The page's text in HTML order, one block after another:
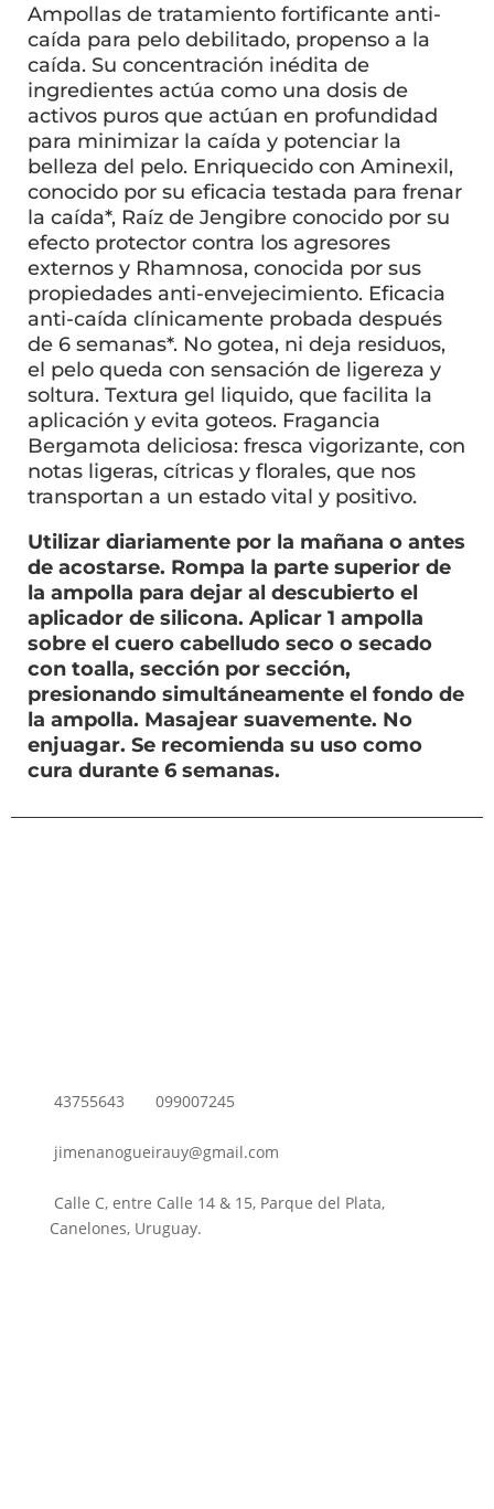
Ampollas de tratamiento fortificante anti-
caída para pelo debilitado, propenso a la
caída. Su concentración inédita de
ingredientes actúa como una dosis de
activos puros que actúan en profundidad
para minimizar la caída y potenciar la
belleza del pelo. Enriquecido con Aminexil,
conocido por su eficacia testada para frenar
la caída*, Raíz de Jengibre conocido por su
efecto protector contra los agresores
externos y Rhamnosa, conocida por sus
propiedades anti-envejecimiento. Eficacia
anti-caída clínicamente probada después
de 6 semanas*. No gotea, ni deja residuos,
el pelo queda con sensación de ligereza y
soltura. Textura gel liquido, que facilita la
aplicación y evita goteos. Fragancia
Bergamota deliciosa: fresca vigorizante, con
notas ligeras, cítricas y florales, que nos
transportan a un estado vital y positivo.
Utilizar diariamente por la mañana o antes
de acostarse. Rompa la parte superior de
la ampolla para dejar al descubierto el
aplicador de silicona. Aplicar 1 ampolla
sobre el cuero cabelludo seco o secado
con toalla, sección por sección,
presionando simultáneamente el fondo de
la ampolla. Masajear suavemente. No
enjuagar. Se recomienda su uso como
cura durante 6 semanas.
43755643 099007245
jimenanogueirauy@gmail.com
Calle C, entre Calle 14 & 15, Parque del Plata,
Canelones, Uruguay.